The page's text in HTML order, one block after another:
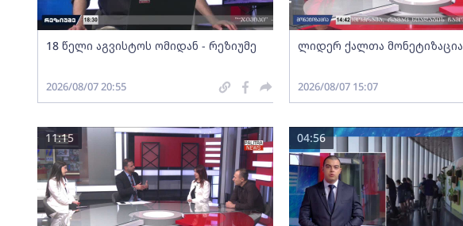
18 წელი აგვისტოს ომიდან - რეზიუმე
2026/08/07 20:55
ლიდერ ქალთა მონეტიზაცია
2026/08/07 15:07
11:15 04:56